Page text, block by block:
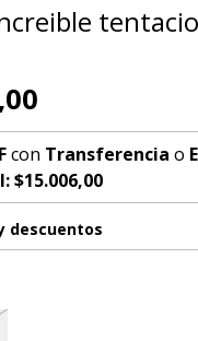
con Transferencia o
$15.006,00
descuentos